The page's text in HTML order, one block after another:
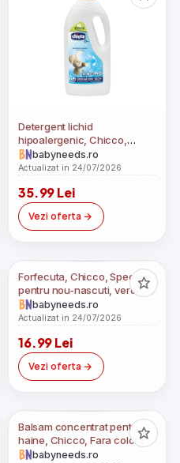
Detergent lichid
hipoalergenic, Chicco,
Pentru haine, 1.5litri, 0luni+
babyneeds.ro
Actualizat in 24/07/2026
35.99 Lei
Vezi oferta
Forfecuta, Chicco, Speciala
pentru nou-nascuti, verde,
0luni+babyneeds.ro
Actualizat in 24/07/2026
16.99 Lei
Vezi oferta
Balsam concentrat pentru
haine, Chicco, Fara coloranti
si substante nocive, Testat
babyneeds.ro